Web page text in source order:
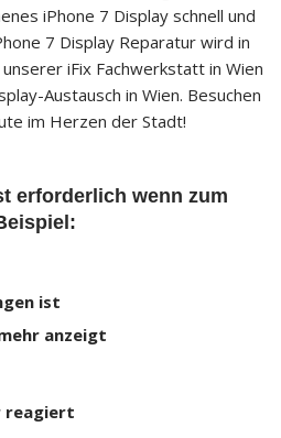
iPhone 7 Display schnell und
7 Display Reparatur wird in
iFix Fachwerkstatt in Wien
Austausch in Wien. Besuchen
im Herzen der Stadt!
erforderlich wenn zum
ist
anzeigt
reagiert